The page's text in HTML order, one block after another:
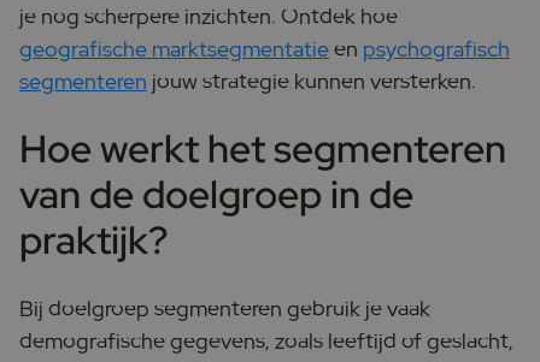
je nog scherpere inzichten. Ontdek hoe
geografische marktsegmentatieen psychografisch
segmenteren jouw strategie kunnen versterken.
Hoe werkt het segmenteren
van de doelgroep in de
praktijk?
Bij doelgroep segmenteren gebruik je vaak
demografische gegevens, zoals leeftijd of geslacht,